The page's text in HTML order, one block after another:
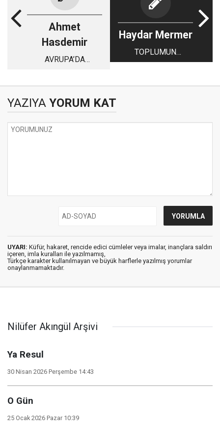
Ahmet
Hasdemir
AVRUPA’DA
Haydar Mermer
TOPLUMUN
SANCILARI…
YAZIYA YORUM KAT
UYARI: Küfür, hakaret, rencide edici cümleler veya imalar, inançlara saldırı
içeren, imla kuralları ile yazılmamış,
Türkçe karakter kullanılmayan ve büyük harflerle yazılmış yorumlar
onaylanmamaktadır.
Nilüfer Akıngül Arşivi
Ya Resul
30 Nisan 2026 Perşembe 14:43
O Gün
25 Ocak 2026 Pazar 10:39